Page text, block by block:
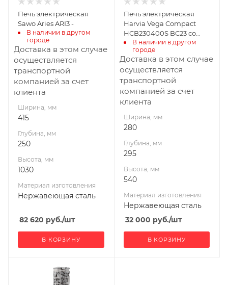
Нержавеющая
сталь
Масса камней, кг
Габариты В*Ш*Г мм
1030x415x250
Мощность, кВт
9
Печь электрическая
Sawo Aries ARI3 -
В наличии в другом
городе
Доставка в этом случае
осуществляется
транспортной
компанией за счет
клиента
Ширина, мм
415
Глубина, мм
250
Высота, мм
1030
Материал изготовления
Нержавеющая сталь
82 620 руб./шт
В КОРЗИНУ
Нержавеющая
сталь
Масса камней, кг
12
Габариты В*Ш*Г мм
540x280x295
Гарантия, мес.
12
2,3
Печь электрическая
Harvia Vega Compact
HCB230400S BC23 со
встроенным пультом
В наличии в другом
городе
Доставка в этом случае
осуществляется
транспортной
компанией за счет
клиента
Ширина, мм
280
Глубина, мм
295
Высота, мм
540
Материал изготовления
Нержавеющая сталь
32 000 руб./шт
В КОРЗИНУ
Ширина, мм